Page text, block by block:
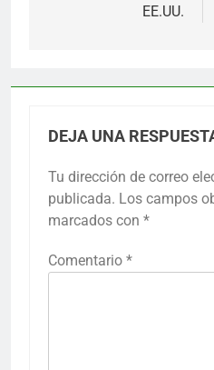
EE.UU.
DEJA UNA
Tu dirección de correo
publicada. Los campos
marcados con *
Comentario *